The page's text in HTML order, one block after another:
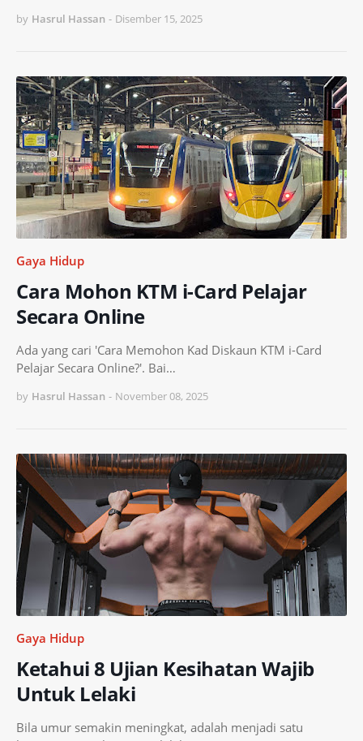
by Hasrul Hassan - Disember 15, 2025
Gaya Hidup
Cara Mohon KTM i-Card Pelajar
Secara Online
Ada yang cari 'Cara Memohon Kad Diskaun KTM i-Card
Pelajar Secara Online?'. Bai…
by Hasrul Hassan - November 08, 2025
Gaya Hidup
Ketahui 8 Ujian Kesihatan Wajib
Untuk Lelaki
Bila umur semakin meningkat, adalah menjadi satu